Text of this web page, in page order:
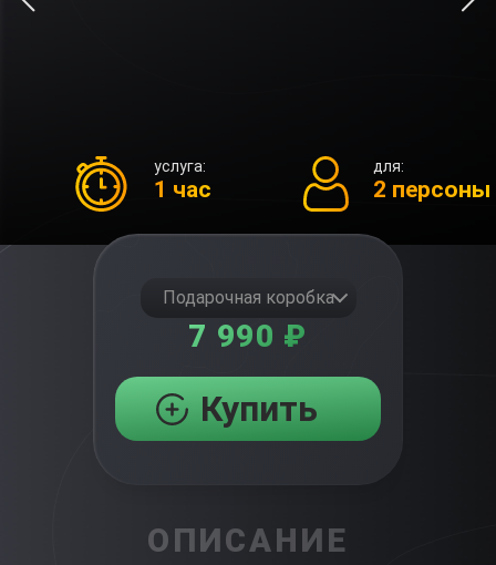
услуга:
1 час
для:
2 персоны
Подарочная коробка
7 990 ₽
Купить
ОПИСАНИЕ